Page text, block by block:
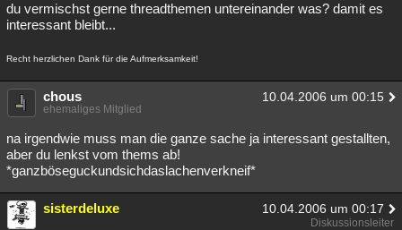
du vermischst gerne threadthemen untereinander was? damit es
interessant bleibt...
Recht herzlichen Dank für die Aufmerksamkeit!
chous 10.04.2006 um 00:15
ehemaliges Mitglied
na irgendwie muss man die ganze sache ja interessant gestallten,
aber du lenkst vom thems ab!
*ganzböseguckundsichdaslachenverkneif*
sisterdeluxe 10.04.2006 um 00:17
Diskussionsleiter